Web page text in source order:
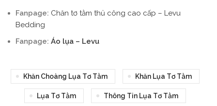
Fanpage: Chăn tơ tằm thủ công cao cấp – Levu
Bedding
Fanpage: Áo lụa – Levu
Khăn Choàng Lụa Tơ Tằm Khăn Lụa Tơ Tằm
Lụa Tơ Tằm Thông Tin Lụa Tơ Tằm